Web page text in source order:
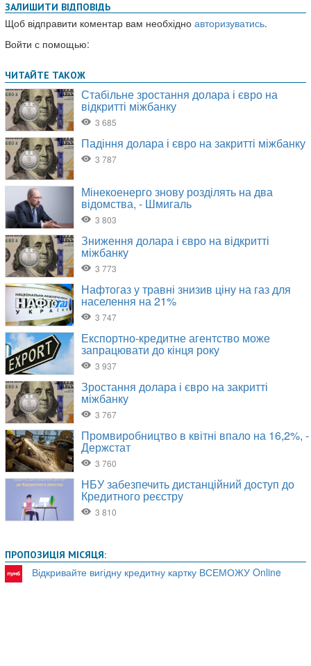
ЗАЛИШИТИ ВІДПОВІДЬ
Щоб відправити коментар вам необхідно авторизуватись.
Войти с помощью:
ПРОПОЗИЦІЯ МІСЯЦЯ:
Відкривайте вигідну кредитну картку ВСЕМОЖУ Online